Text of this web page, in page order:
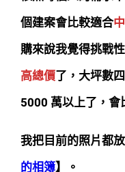
個建案會比較適合
購來說我覺得挑戰
高總價了，大坪數
5000 萬以上了，會
我把目前的照片都
的相簿】。